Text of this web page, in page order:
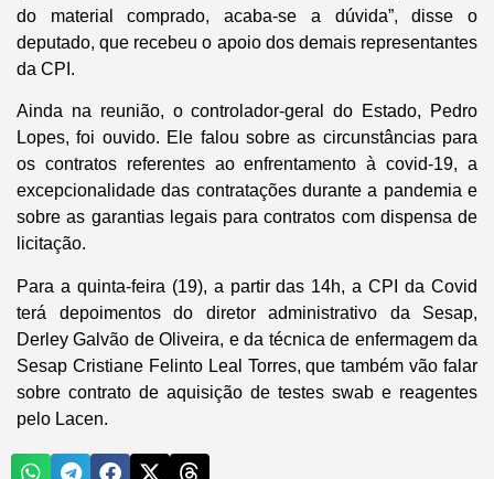
do material comprado, acaba-se a dúvida”, disse o
deputado, que recebeu o apoio dos demais representantes
da CPI.
Ainda na reunião, o controlador-geral do Estado, Pedro
Lopes, foi ouvido. Ele falou sobre as circunstâncias para
os contratos referentes ao enfrentamento à covid-19, a
excepcionalidade das contratações durante a pandemia e
sobre as garantias legais para contratos com dispensa de
licitação.
Para a quinta-feira (19), a partir das 14h, a CPI da Covid
terá depoimentos do diretor administrativo da Sesap,
Derley Galvão de Oliveira, e da técnica de enfermagem da
Sesap Cristiane Felinto Leal Torres, que também vão falar
sobre contrato de aquisição de testes swab e reagentes
pelo Lacen.